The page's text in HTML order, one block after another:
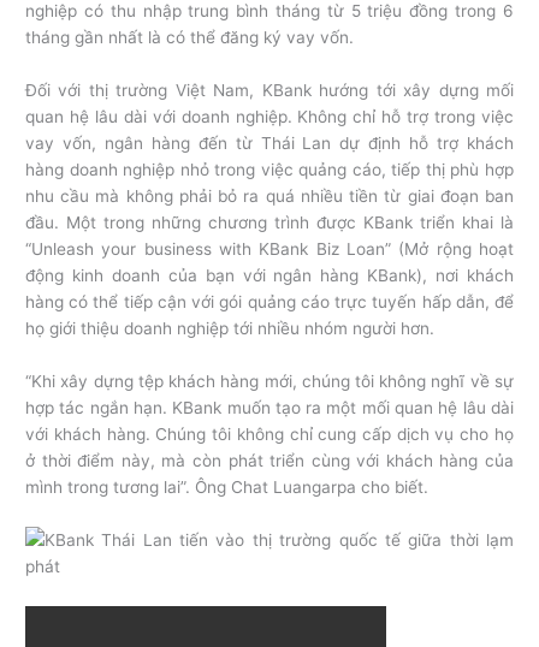
nghiệp có thu nhập trung bình tháng từ 5 triệu đồng trong 6
tháng gần nhất là có thể đăng ký vay vốn.
Đối với thị trường Việt Nam, KBank hướng tới xây dựng mối
quan hệ lâu dài với doanh nghiệp. Không chỉ hỗ trợ trong việc
vay vốn, ngân hàng đến từ Thái Lan dự định hỗ trợ khách
hàng doanh nghiệp nhỏ trong việc quảng cáo, tiếp thị phù hợp
nhu cầu mà không phải bỏ ra quá nhiều tiền từ giai đoạn ban
đầu. Một trong những chương trình được KBank triển khai là
“Unleash your business with KBank Biz Loan” (Mở rộng hoạt
động kinh doanh của bạn với ngân hàng KBank), nơi khách
hàng có thể tiếp cận với gói quảng cáo trực tuyến hấp dẫn, để
họ giới thiệu doanh nghiệp tới nhiều nhóm người hơn.
“Khi xây dựng tệp khách hàng mới, chúng tôi không nghĩ về sự
hợp tác ngắn hạn. KBank muốn tạo ra một mối quan hệ lâu dài
với khách hàng. Chúng tôi không chỉ cung cấp dịch vụ cho họ
ở thời điểm này, mà còn phát triển cùng với khách hàng của
mình trong tương lai”. Ông Chat Luangarpa cho biết.